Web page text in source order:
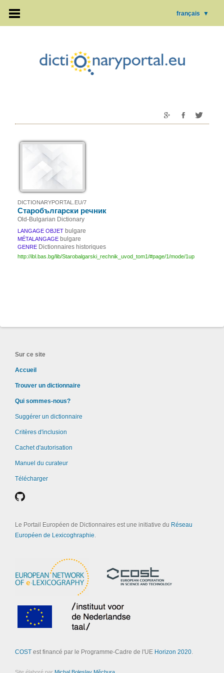
français ▼
DICTIONARYPORTAL.EU/7
Старобългарски речник
Old-Bulgarian Dictionary
LANGAGE OBJET bulgare
MÉTALANGAGE bulgare
GENRE Dictionnaires historiques
http://ibl.bas.bg/lib/Starobalgarski_rechnik_uvod_tom1/#page/1/mode/1up
Sur ce site
Accueil
Trouver un dictionnaire
Qui sommes-nous?
Suggérer un dictionnaire
Critères d'inclusion
Cachet d'autorisation
Manuel du curateur
Télécharger
Le Portail Européen de Dictionnaires est une initiative du Réseau
Européen de Lexicoghraphie.
COSTest financé par le Programme-Cadre de l'UE Horizon 2020.